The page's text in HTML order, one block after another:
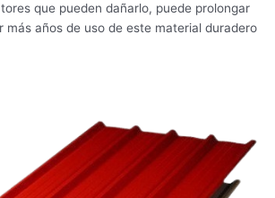
que pueden dañarlo, puede prolongar
más años de uso de este material duradero